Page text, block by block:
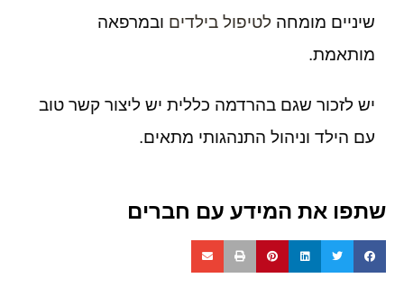
שיניים מומחה לטיפול בילדים ובמרפאה
מותאמת.
יש לזכור שגם בהרדמה כללית יש ליצור קשר טוב
עם הילד וניהול התנהגותי מתאים.
שתפו את המידע עם חברים